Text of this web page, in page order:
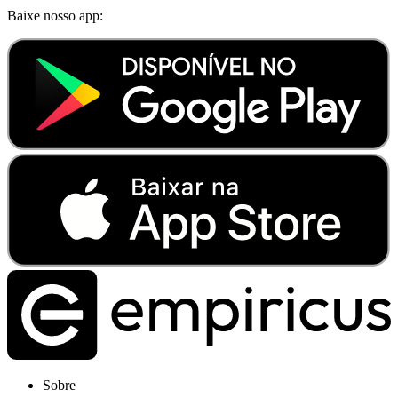
Baixe nosso app:
Sobre